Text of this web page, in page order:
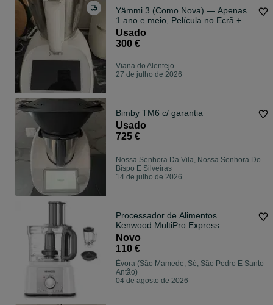
Yämmi 3 (Como Nova) — Apenas
1 ano e meio, Película no Ecrã + Kit
Completo de Acessórios!
Usado
300 €
Viana do Alentejo
27 de julho de 2026
Bimby TM6 c/ garantia
Usado
725 €
Nossa Senhora Da Vila, Nossa Senhora Do
Bispo E Silveiras
14 de julho de 2026
Processador de Alimentos
Kenwood MultiPro Express
FDP65.640
Novo
110 €
Évora (São Mamede, Sé, São Pedro E Santo
Antão)
04 de agosto de 2026